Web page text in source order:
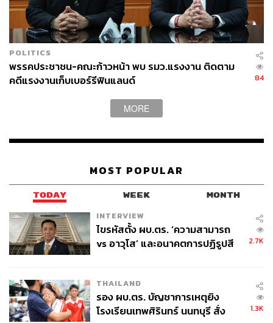
ตรงกันว่า คดีนี้คือการรวมศูนย์ทักษะของบรรดาอดีตนักรบ
เพื่อรับงาน จ้างวานฆ่า โดยมีผู้บงการรายใหญ่อยู่เบื้องหลัง
อย่างแน่นอน
ทั้งนี้ความคืบหน้าล่าสุดในวันนี้ (23 เมษายน) ร.อ.วิโรจน์ ได้
ให้การรับสารภาพกับเจ้าหน้าที่ตำรวจว่าเป็นผู้ลงมือก่อเหตุยิง
จริง โดยได้รับงานนี้มาจากสมพร อย่างไรก็ตาม ร.อ.วิโรจน์
ได้กล่าวอ้างว่า เมื่อถึงจังหวะที่ต้องลงมือ ตนเองเกิดความ
เพียงเพื่อหวังข่มขู่ให้เกิดความหวาดกลัว โดยไม่ได้ประสงค์
แต่คำสารภาพดังกล่าว ตำรวจยังคงไม่ปักใจเชื่อ เนื่องจากมี
จุดขัดแย้งกับพยานหลักฐานหลายประการ
คำให้การของ ร.อ.วิโรจน์ มีความขัดแย้งกับพยานหลัก
ฐาน รวมไปถึงคำให้การของกลุ่มผู้ต้องหาคนอื่นๆ ใน
ทีมเดียวกันที่ถูกเจ้าหน้าที่จับกุมตัวได้ก่อนหน้านี้
รูปแบบการทำงานของกลุ่มคนร้ายมีการวางแผนที่เป็น
การแบ่งหน้าที่กันอย่างชัดเจน ทั้งทีมสะกดรอย ทีมชี้เป้า
และทีมสังหารซึ่งล้วนมีทักษะการใช้อาวุธในระดับผู้
เชี่ยวชาญ นอกจากนี้ยังมีการเตรียมการล่วงหน้าด้วย
POLITICS
พรรคประชาชน-คณะก้าวหน้า พบ รมว.แรงงาน ติดตาม
คดีแรงงานเก็บเบอร์รีฟินแลนด์
84
MORE
MOST POPULAR
TODAY WEEK MONTH
INTERVIEW
ไขรหัสตั้ง ผบ.ตร. ‘ความสามารถ
vs อาวุโส’ และอนาคตการปฏิรูปสี
2.7K
THAILAND
รอง ผบ.ตร. บัญชาการเหตุยิง
โรงเรียนเทพศิรินทร์ นนทบุรี สั่ง
1.3K